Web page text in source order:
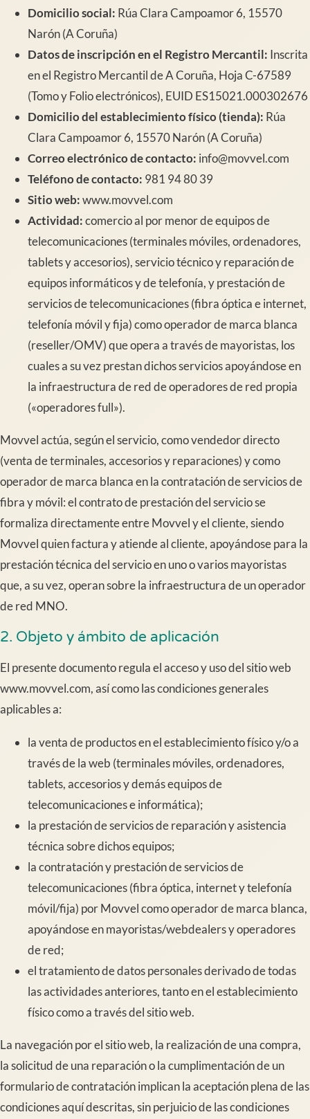
Domicilio social: Rúa Clara Campoamor 6, 15570
Narón (A Coruña)
Datos de inscripción en el Registro Mercantil: Inscrita
en el Registro Mercantil de A Coruña, Hoja C-67589
(Tomo y Folio electrónicos), EUID ES15021.000302676
Domicilio del establecimiento físico (tienda): Rúa
Clara Campoamor 6, 15570 Narón (A Coruña)
Correo electrónico de contacto: info@movvel.com
Teléfono de contacto: 981 94 80 39
Sitio web:www.movvel.com
Actividad:comercio al por menor de equipos de
telecomunicaciones (terminales móviles, ordenadores,
tablets y accesorios), servicio técnico y reparación de
equipos informáticos y de telefonía, y prestación de
servicios de telecomunicaciones (fibra óptica e internet,
telefonía móvil y fija) como operador de marca blanca
(reseller/OMV) que opera a través de mayoristas, los
cuales a su vez prestan dichos servicios apoyándose en
la infraestructura de red de operadores de red propia
(«operadores full»).
Movvel actúa, según el servicio, como vendedor directo
(venta de terminales, accesorios y reparaciones) y como
operador de marca blanca en la contratación de servicios de
fibra y móvil: el contrato de prestación del servicio se
formaliza directamente entre Movvel y el cliente, siendo
Movvel quien factura y atiende al cliente, apoyándose para la
prestación técnica del servicio en uno o varios mayoristas
que, a su vez, operan sobre la infraestructura de un operador
de red MNO.
2. Objeto y ámbito de aplicación
El presente documento regula el acceso y uso del sitio web
www.movvel.com, así como las condiciones generales
aplicables a:
la venta de productos en el establecimiento físico y/o a
través de la web (terminales móviles, ordenadores,
tablets, accesorios y demás equipos de
telecomunicaciones e informática);
la prestación de servicios de reparación y asistencia
técnica sobre dichos equipos;
la contratación y prestación de servicios de
telecomunicaciones (fibra óptica, internet y telefonía
móvil/fija) por Movvel como operador de marca blanca,
apoyándose en mayoristas/webdealers y operadores
de red;
el tratamiento de datos personales derivado de todas
las actividades anteriores, tanto en el establecimiento
físico como a través del sitio web.
La navegación por el sitio web, la realización de una compra,
la solicitud de una reparación o la cumplimentación de un
formulario de contratación implican la aceptación plena de las
condiciones aquí descritas, sin perjuicio de las condiciones